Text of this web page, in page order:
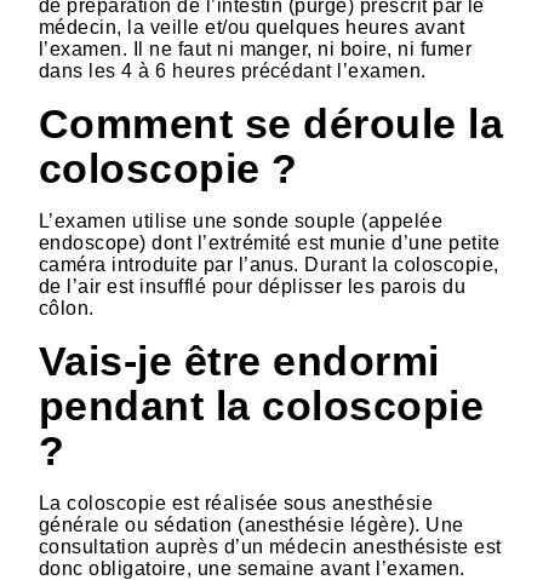
de préparation de l’intestin (purge) prescrit par le
médecin, la veille et/ou quelques heures avant
l’examen. Il ne faut ni manger, ni boire, ni fumer
dans les 4 à 6 heures précédant l’examen.
Comment se déroule la
coloscopie ?
L’examen utilise une sonde souple (appelée
endoscope) dont l’extrémité est munie d’une petite
caméra introduite par l’anus. Durant la coloscopie,
de l’air est insufflé pour déplisser les parois du
côlon.
Vais-je être endormi
pendant la coloscopie
?
La coloscopie est réalisée sous anesthésie
générale ou sédation (anesthésie légère). Une
consultation auprès d’un médecin anesthésiste est
donc obligatoire, une semaine avant l’examen.